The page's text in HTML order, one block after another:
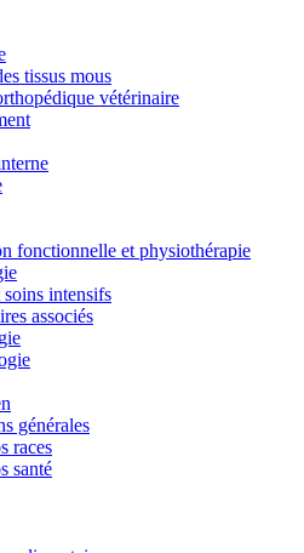
tissus mous
vétérinaire
fonctionnelle et physiothérapie
intensifs
associés
générales
races
santé